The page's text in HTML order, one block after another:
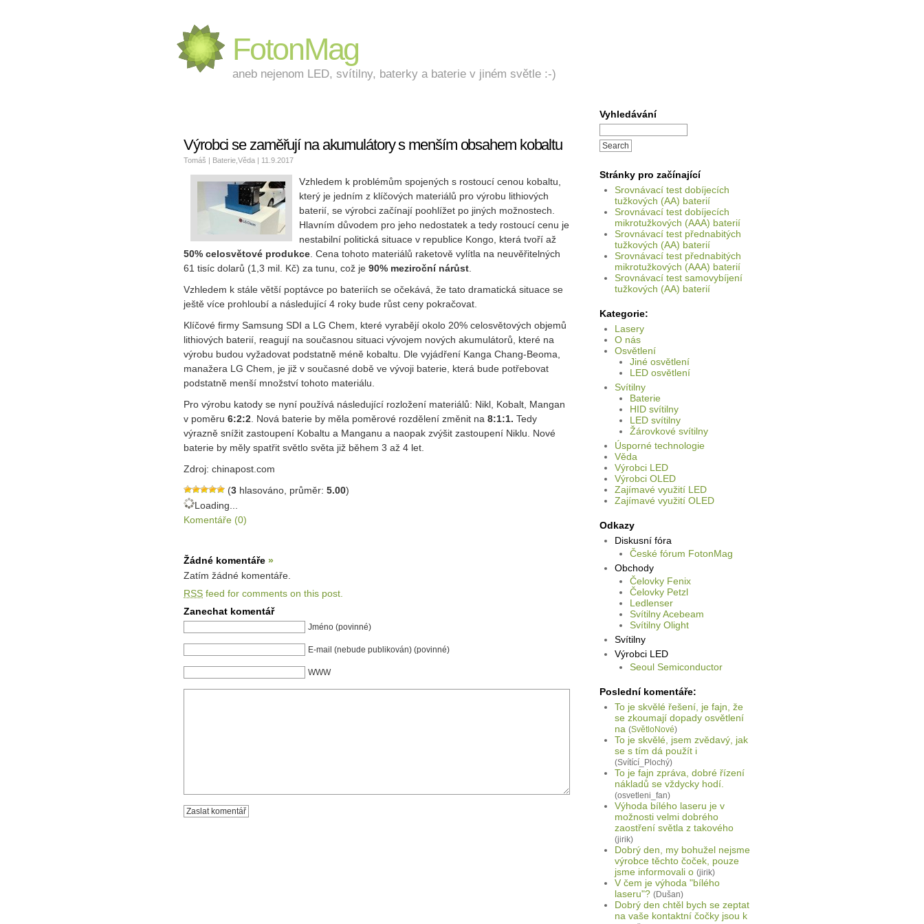
FotonMag
aneb nejenom LED, svítilny, baterky a baterie v jiném světle :-)
Vyhledávání
Stránky pro začínající
Srovnávací test dobíjecích
tužkových (AA) baterií
Srovnávací test dobíjecích
mikrotužkových (AAA) baterií
Srovnávací test přednabitých
tužkových (AA) baterií
Srovnávací test přednabitých
mikrotužkových (AAA) baterií
Srovnávací test samovybíjení
tužkových (AA) baterií
Kategorie:
Lasery
O nás
Osvětlení
Jiné osvětlení
LED osvětlení
Svítilny
Baterie
HID svítilny
LED svítilny
Žárovkové svítilny
Úsporné technologie
Věda
Výrobci LED
Výrobci OLED
Zajímavé využití LED
Zajímavé využití OLED
Odkazy
Diskusní fóra
České fórum FotonMag
Obchody
Čelovky Fenix
Čelovky Petzl
Ledlenser
Svítilny Acebeam
Svítilny Olight
Svítilny
Výrobci LED
Seoul Semiconductor
Poslední komentáře:
To je skvělé řešení, je fajn, že
se zkoumají dopady osvětlení
na (SvětloNové)
To je skvělé, jsem zvědavý, jak
se s tím dá použít i
(Svítící_Plochý)
To je fajn zpráva, dobré řízení
nákladů se vždycky hodí.
(osvetleni_fan)
Výhoda bílého laseru je v
možnosti velmi dobrého
zaostření světla z takového
(jirik)
Dobrý den, my bohužel nejsme
výrobce těchto čoček, pouze
jsme informovali o (jirik)
V čem je výhoda "bílého
laseru"? (Dušan)
Dobrý den chtěl bych se zeptat
na vaše kontaktní čočky jsou k
Výrobci se zaměřují na akumulátory s menším obsahem kobaltu
Tomáš | Baterie Věda | 11.9.2017
Vzhledem k problémům spojených s rostoucí cenou kobaltu,
který je jedním z klíčových materiálů pro výrobu lithiových
baterií, se výrobci začínají poohlížet po jiných možnostech.
Hlavním důvodem pro jeho nedostatek a tedy rostoucí cenu je
nestabilní politická situace v republice Kongo, která tvoří až
50% celosvětové produkce . Cena tohoto materiálů raketově vylítla na neuvěřitelných
61 tisíc dolarů (1,3 mil. Kč) za tunu, což je 90% meziroční nárůst
Vzhledem k stále větší poptávce po bateriích se očekává, že tato dramatická situace se
ještě více prohloubí a následující 4 roky bude růst ceny pokračovat.
Klíčové firmy Samsung SDI a LG Chem, které vyrabějí okolo 20% celosvětových objemů
lithiových baterií, reagují na současnou situaci vývojem nových akumulátorů, které na
výrobu budou vyžadovat podstatně méně kobaltu. Dle vyjádření Kanga Chang-Beoma,
manažera LG Chem, je již v současné době ve vývoji baterie, která bude potřebovat
podstatně menší množství tohoto materiálu.
Pro výrobu katody se nyní používá následující rozložení materiálů: Nikl, Kobalt, Mangan
v poměru 6:2:2 . Nová baterie by měla poměrové rozdělení změnit na 8:1:1. Tedy
výrazně snížit zastoupení Kobaltu a Manganu a naopak zvýšit zastoupení Niklu. Nové
baterie by měly spatřit světlo světa již během 3 až 4 let.
Zdroj: chinapost.com
(3 hlasováno, průměr: 5.00)
Loading...
Komentáře (0)
Žádné komentáře »
Zatím žádné komentáře.
RSS feed for comments on this post.
Zanechat komentář
Jméno (povinné)
E-mail (nebude publikován) (povinné)
WWW